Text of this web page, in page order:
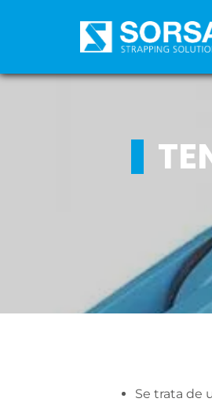
Se trata de